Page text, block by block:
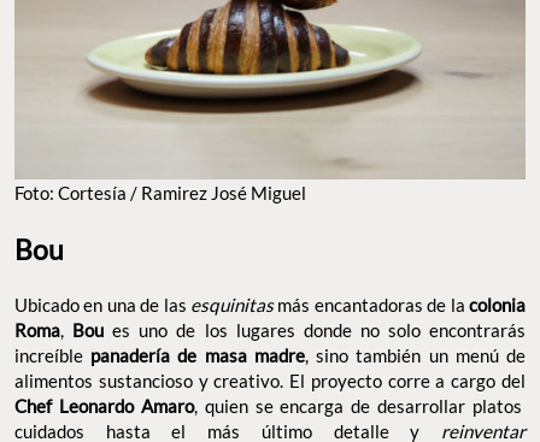
Foto: Cortesía / Ramirez José Miguel
Bou
Ubicado en una de las esquinitasmás encantadoras de la colonia
Roma
Bou es uno de los lugares donde no solo encontrarás
increíble panadería de masa madre, sino también un menú de
alimentos sustancioso y creativo. El proyecto corre a cargo del
Chef Leonardo Amaro, quien se encarga de desarrollar platos
cuidados hasta el más último detalle y reinventar